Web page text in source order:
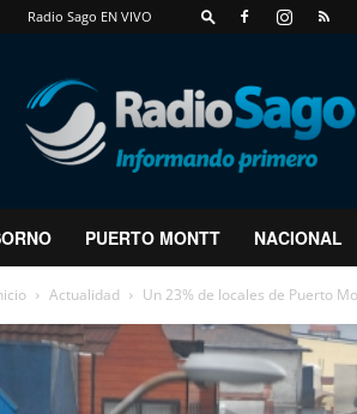
Radio Sago EN VIVO
RadioSago
PUERTO MONTT NACIONAL
Actualidad Un 23% de locales de Puerto